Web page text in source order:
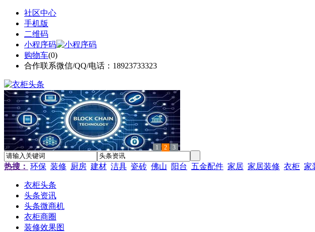
社区中心
手机版
二维码
小程序码
购物车(0)
合作联系微信/QQ/电话：18923733323
1 2 3
热搜： 环保 装修 厨房 建材 洁具 瓷砖 佛山 阳台 五金配件 家居 家居装修 衣柜 家
衣柜头条
头条资讯
头条微商机
衣柜商圈
装修效果图